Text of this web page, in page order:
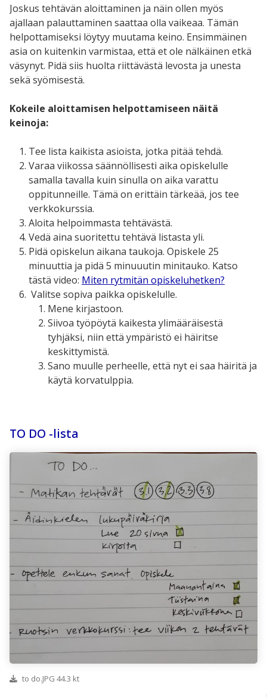
Joskus tehtävän aloittaminen ja näin ollen myös
ajallaan palauttaminen saattaa olla vaikeaa. Tämän
helpottamiseksi löytyy muutama keino. Ensimmäinen
asia on kuitenkin varmistaa, että et ole nälkäinen etkä
väsynyt. Pidä siis huolta riittävästä levosta ja unesta
sekä syömisestä.
Kokeile aloittamisen helpottamiseen näitä
keinoja:
Tee lista kaikista asioista, jotka pitää tehdä.
Varaa viikossa säännöllisesti aika opiskelulle
samalla tavalla kuin sinulla on aika varattu
oppitunneille. Tämä on erittäin tärkeää, jos tee
verkkokurssia.
Aloita helpoimmasta tehtävästä.
Vedä aina suoritettu tehtävä listasta yli.
Pidä opiskelun aikana taukoja. Opiskele 25
minuuttia ja pidä 5 minuuutin minitauko. Katso
tästä video: Miten rytmitän opiskeluhetken?
Valitse sopiva paikka opiskelulle.
Mene kirjastoon.
Siivoa työpöytä kaikesta ylimääräisestä
tyhjäksi, niin että ympäristö ei häiritse
keskittymistä.
Sano muulle perheelle, että nyt ei saa häiritä ja
käytä korvatulppia.
TO DO -lista
to do.JPG 44.3 kt